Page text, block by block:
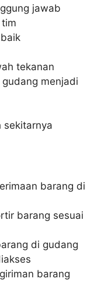
jawab
tekanan
menjadi
sekitarnya
barang di
barang sesuai
di gudang
barang